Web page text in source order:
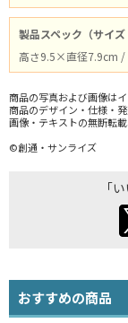
製品スペック（サイズ
高さ9.5×直径7.9cm /
商品の写真および画像は
商品のデザイン・仕様・
画像・テキストの無断転
©創通・サンライズ
「
おすすめの商品